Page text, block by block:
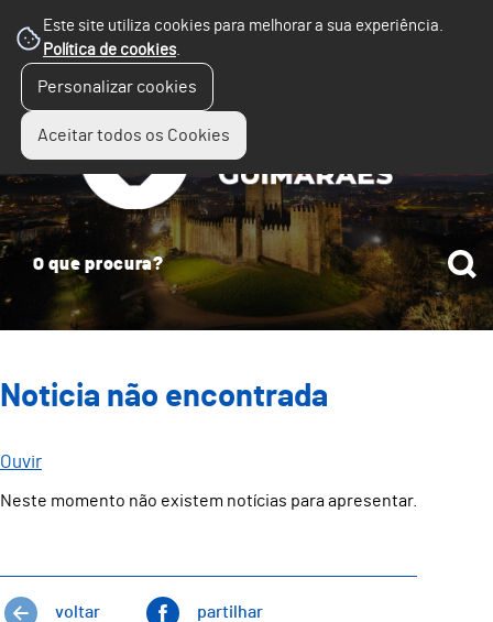
Este site utiliza cookies para melhorar a sua experiência.
Política de cookies.
Personalizar cookies
Aceitar todos os Cookies
Noticia não encontrada
Ouvir
Neste momento não existem notícias para apresentar.
voltar partilhar